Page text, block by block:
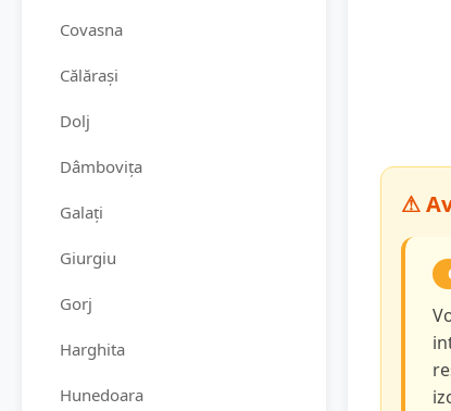
Covasna
Călărași
Dolj
Dâmbovița
Galați
Giurgiu
Gorj
Harghita
Hunedoara
⚠